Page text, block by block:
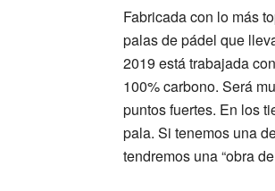
Fabricada con lo más
palas de pádel que
2019 está trabajada
100% carbono. Será
puntos fuertes. En los
pala. Si tenemos una
tendremos una “obra de